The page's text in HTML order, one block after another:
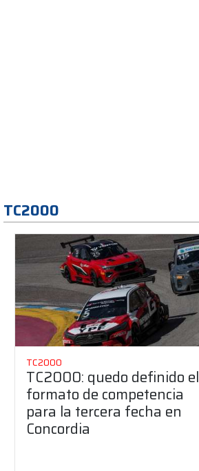
TC2000
TC2000
TC2000: quedo definido el
formato de competencia
para la tercera fecha en
Concordia